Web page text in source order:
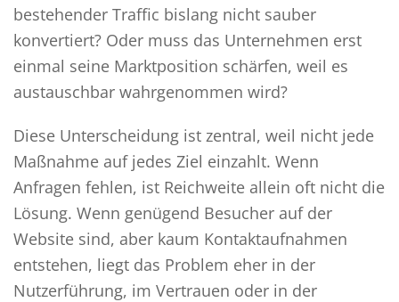
bestehender Traffic bislang nicht sauber
konvertiert? Oder muss das Unternehmen erst
einmal seine Marktposition schärfen, weil es
austauschbar wahrgenommen wird?
Diese Unterscheidung ist zentral, weil nicht jede
Maßnahme auf jedes Ziel einzahlt. Wenn
Anfragen fehlen, ist Reichweite allein oft nicht die
Lösung. Wenn genügend Besucher auf der
Website sind, aber kaum Kontaktaufnahmen
entstehen, liegt das Problem eher in der
Nutzerführung, im Vertrauen oder in der